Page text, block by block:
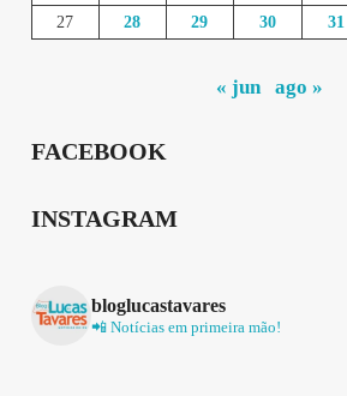
27
28 29 30 31
« jun ago »
FACEBOOK
INSTAGRAM
bloglucastavares
📲 Notícias em primeira mão!